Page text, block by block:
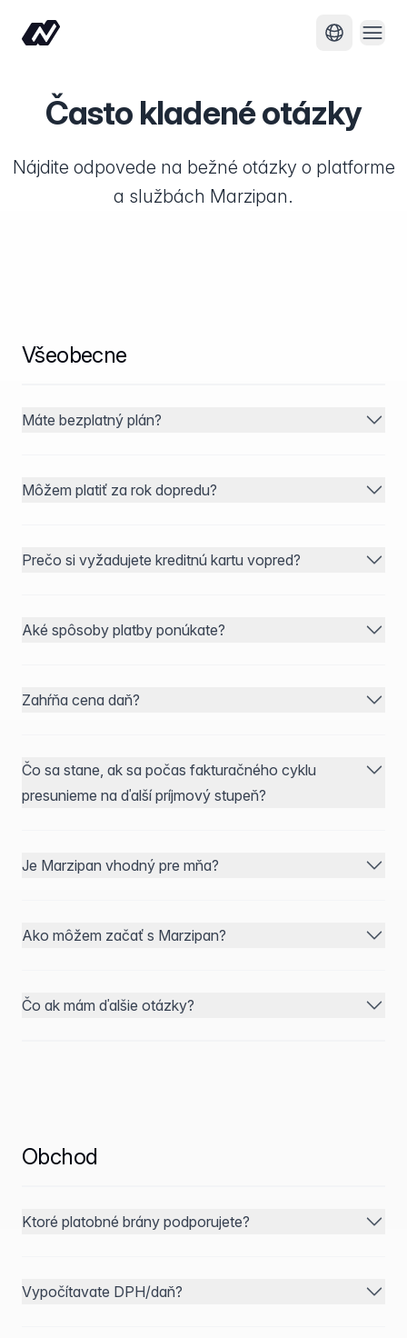
Zmeniť
Často kladené otázky
Nájdite odpovede na bežné otázky o platforme
a službách Marzipan.
Všeobecne
Máte bezplatný plán?
Môžem platiť za rok dopredu?
Prečo si vyžadujete kreditnú kartu vopred?
Aké spôsoby platby ponúkate?
Zahŕňa cena daň?
Čo sa stane, ak sa počas fakturačného cyklu
presunieme na ďalší príjmový stupeň?
Je Marzipan vhodný pre mňa?
Ako môžem začať s Marzipan?
Čo ak mám ďalšie otázky?
Obchod
Ktoré platobné brány podporujete?
Vypočítavate DPH/daň?